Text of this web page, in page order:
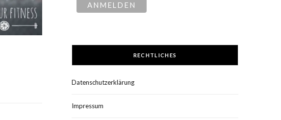
RECHTLICHES
Datenschutzerklärung
Impressum